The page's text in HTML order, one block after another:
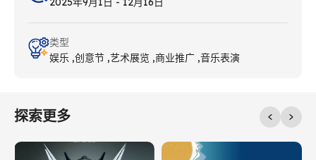
类型
娱乐 创意节 艺术展览 商业推广 音乐表演
探索更多